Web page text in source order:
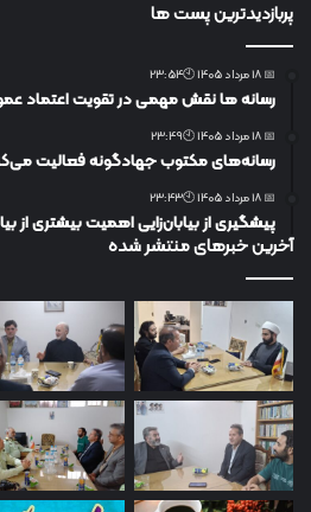
پربازدیدترین پست ها
📅 18 مرداد 1405 🕙23:54
رسانه ها نقش مهمی در تقویت اعتماد
📅 18 مرداد 1405 🕙23:49
رسانه‌های مکتوب جهادگونه فعالیت
📅 18 مرداد 1405 🕙23:43
پیشگیری از بیابان‌زایی اهمیت بیشتری از
آخرین خبرهای منتشر شده